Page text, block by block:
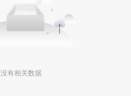
没有相关数据